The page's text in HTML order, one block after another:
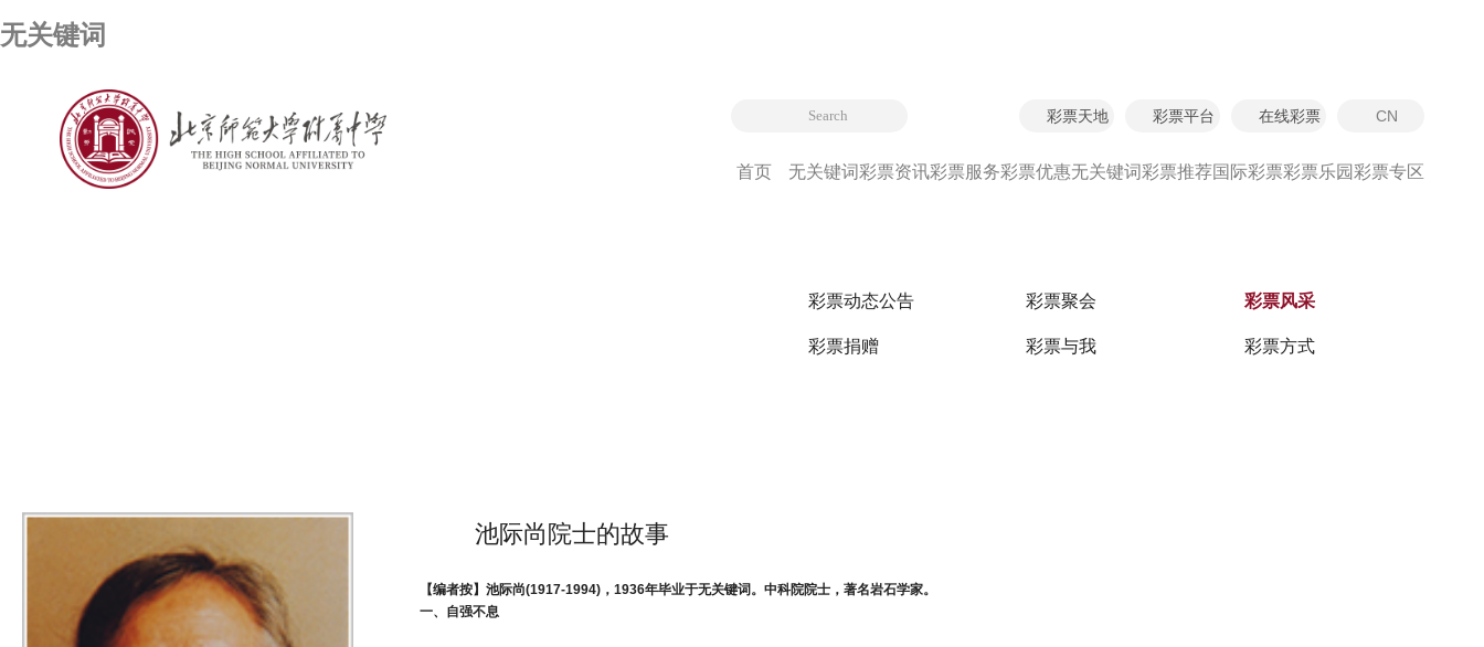
无关键词
彩票天地 彩票平台 在线彩票 CN
首页 无关键词 彩票资讯彩票服务彩票优惠无关键词 彩票推荐国际彩票彩票乐园 彩票专区
首页彩票乐园彩票风采第二辑
彩票动态公告 彩票聚会 彩票风采
彩票捐赠 彩票与我 彩票方式
池际尚院士的故事
【编者按】池际尚(1917-1994)，1936年毕业于无关键词。中科院院士，著名岩石学家。
一、自强不息